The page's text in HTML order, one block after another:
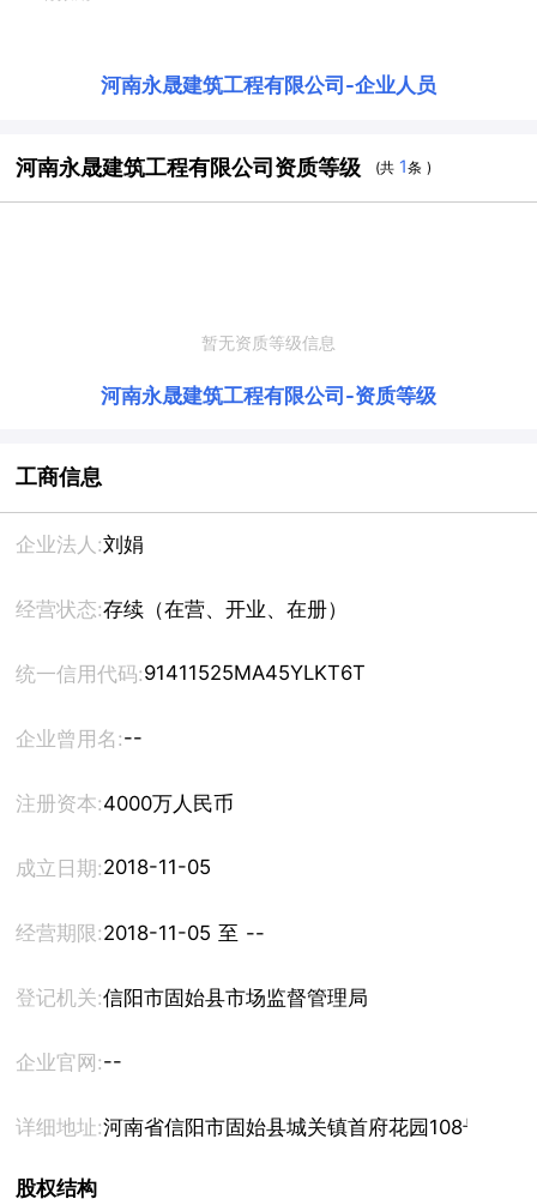
河南永晟建筑工程有限公司 -企业人员
河南永晟建筑工程有限公司资质等级 (共 1条 )
暂无资质等级信息
河南永晟建筑工程有限公司 -资质等级
工商信息
企业法人:刘娟
经营状态:存续（在营、开业、在册）
统一信用代码:91411525MA45YLKT6T
企业曾用名:--
注册资本:4000万人民币
成立日期:2018-11-05
经营期限: 2018-11-05 至 --
登记机关:信阳市固始县市场监督管理局
企业官网:--
详细地址:河南省信阳市固始县城关镇首府花园108号
股权结构